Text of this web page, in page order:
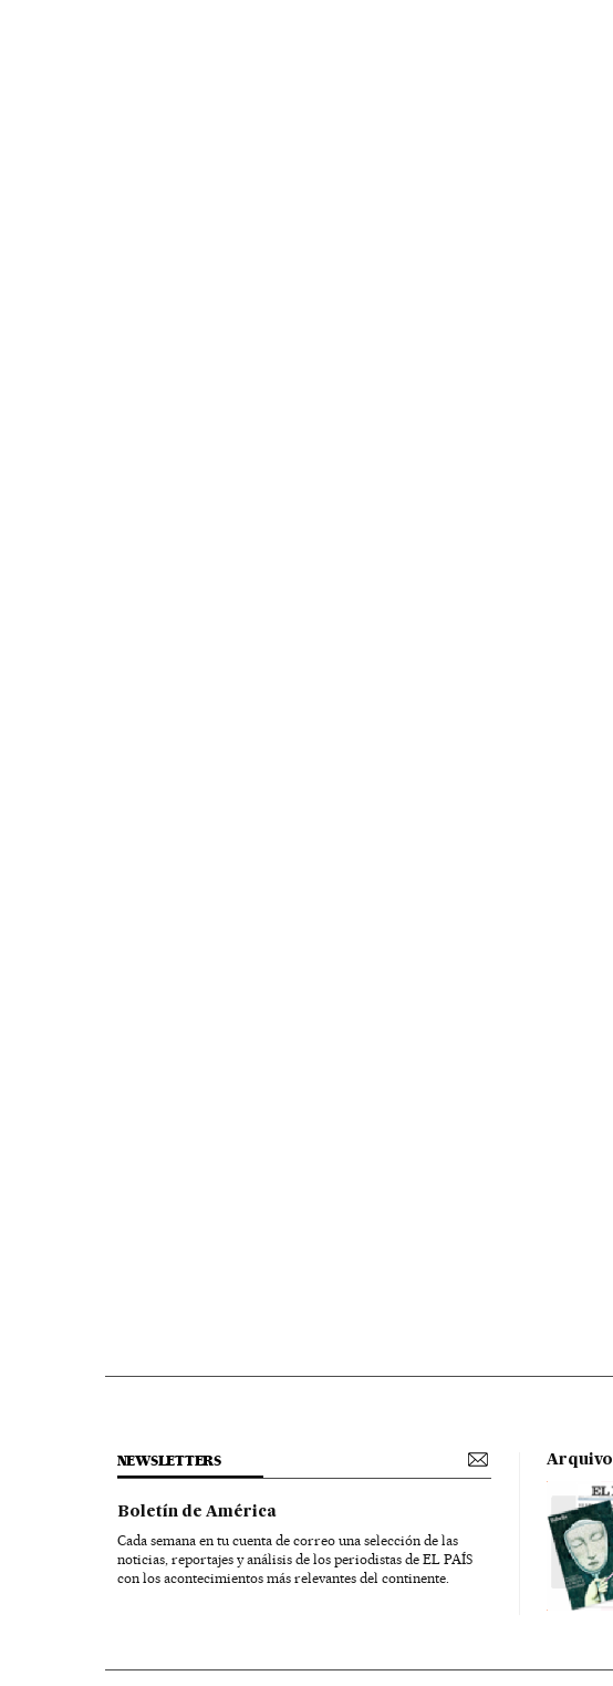
NEWSLETTERS
Boletín de América
Cada semana en tu cuenta de correo una selección de las
noticias, reportajes y análisis de los periodistas de EL PAÍS
con los acontecimientos más relevantes del continente.
Arquivo